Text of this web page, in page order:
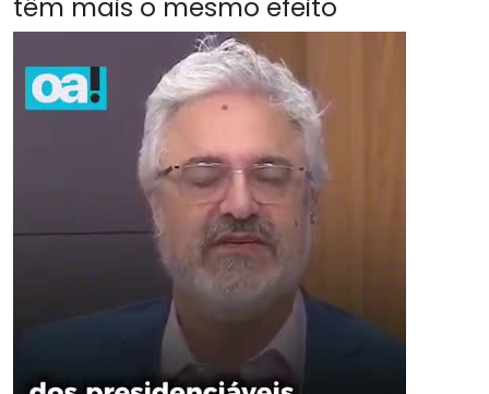
têm mais o mesmo efeito